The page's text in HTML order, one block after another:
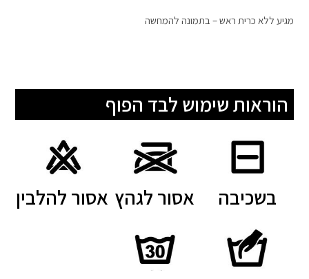
מגיע ללא כרית ראש – בתמונה להמחשה
הוראות שימוש לבד הפוף
בשכיבה אסור לגהץ אסור להלבין